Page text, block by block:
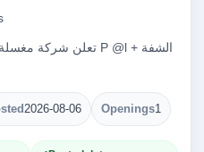
2026-08-06 Openings1